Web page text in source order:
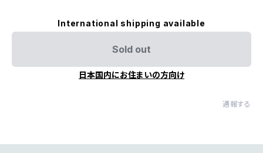
International shipping available
Sold out
日本国内にお住まいの方向け
通報する